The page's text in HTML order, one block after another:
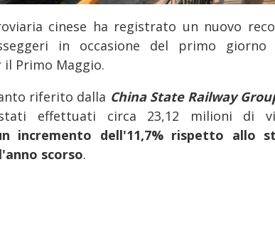
cinese ha registrato un nuovo
in occasione del primo giorno
Primo Maggio.
riferito dalla China State Railway
effettuati circa 23,12 milioni di
incremento dell'11,7% rispetto allo
scorso.